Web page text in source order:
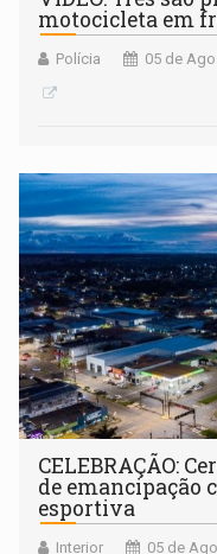
motocicleta em
Polícia 05 de
CELEBRAÇÃO:
de emancipação
esportiva
Interior 05 de